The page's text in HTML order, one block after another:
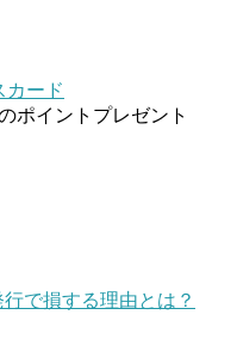
カード
ポイントプレゼント
で損する理由とは？